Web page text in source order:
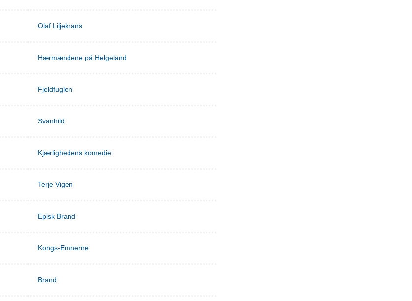
Olaf Liljekrans
Hærmændene på Helgeland
Fjeldfuglen
Svanhild
Kjærlighedens komedie
Terje Vigen
Episk Brand
Kongs-Emnerne
Brand